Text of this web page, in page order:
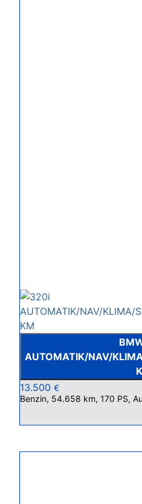
AUTOMATIK/NAV/
13.500 €
Benzin, 54.658 km, 170 PS,